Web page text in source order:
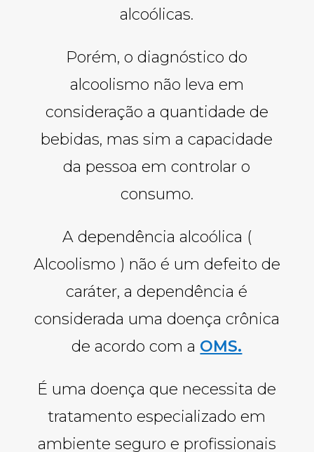
alcoólicas.
Porém, o diagnóstico do
alcoolismo não leva em
consideração a quantidade de
bebidas, mas sim a capacidade
da pessoa em controlar o
consumo.
A dependência alcoólica (
Alcoolismo ) não é um defeito de
caráter, a dependência é
considerada uma doença crônica
de acordo com a OMS.
É uma doença que necessita de
tratamento especializado em
ambiente seguro e profissionais